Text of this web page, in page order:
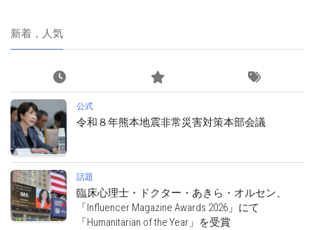
新着，人気
公式
令和８年熊本地震非常災害対策本部会議
話題
臨床心理士・ドクター・あきら・オルセン、
「Influencer Magazine Awards 2026」にて
「Humanitarian of the Year」を受賞